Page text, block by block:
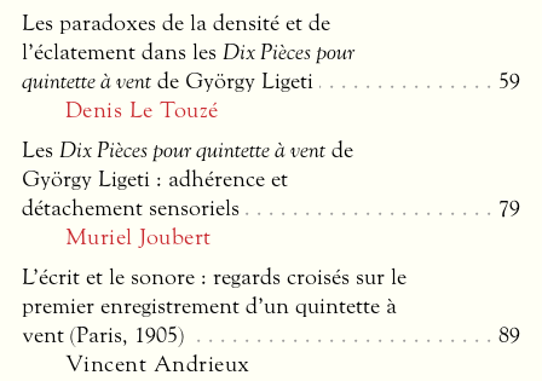
Les paradoxes de la densité et de
l’éclatement dans les Dix Pièces pour
quintette à vent de György Ligeti
59
Denis Le Touzé
Les Dix Pièces pour quintette à vent de
György Ligeti : adhérence et
détachement sensoriels
79
Muriel Joubert
L’écrit et le sonore : regards croisés sur le
premier enregistrement d’un quintette à
vent (Paris, 1905)
89
Vincent Andrieux